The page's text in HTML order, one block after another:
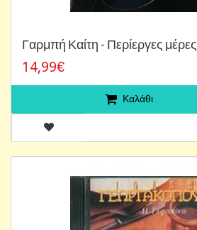
Γαρμπή Καίτη - Περίεργες μέρες
14,99€
Καλάθι